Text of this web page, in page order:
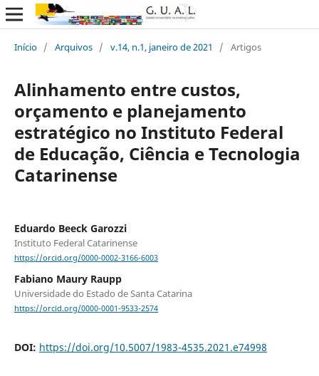
Início / Arquivos / v.14, n.1, janeiro de 2021 / Artigos
Alinhamento entre custos,
orçamento e planejamento
estratégico no Instituto Federal
de Educação, Ciência e Tecnologia
Catarinense
Eduardo Beeck Garozzi
Instituto Federal Catarinense
https://orcid.org/0000-0002-3166-6003
Fabiano Maury Raupp
Universidade do Estado de Santa Catarina
https://orcid.org/0000-0001-9533-2574
DOI: https://doi.org/10.5007/1983-4535.2021.e74998